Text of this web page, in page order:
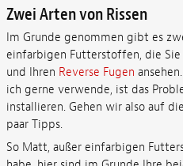
Zwei Arten von Rissen
Im Grunde genommen gibt es
einfarbigen Futterstoffen, die
und Ihren Reverse Fugen
ich gerne verwende, ist das
installieren. Gehen wir also auf
paar Tipps.
So Matt, außer einfarbigen